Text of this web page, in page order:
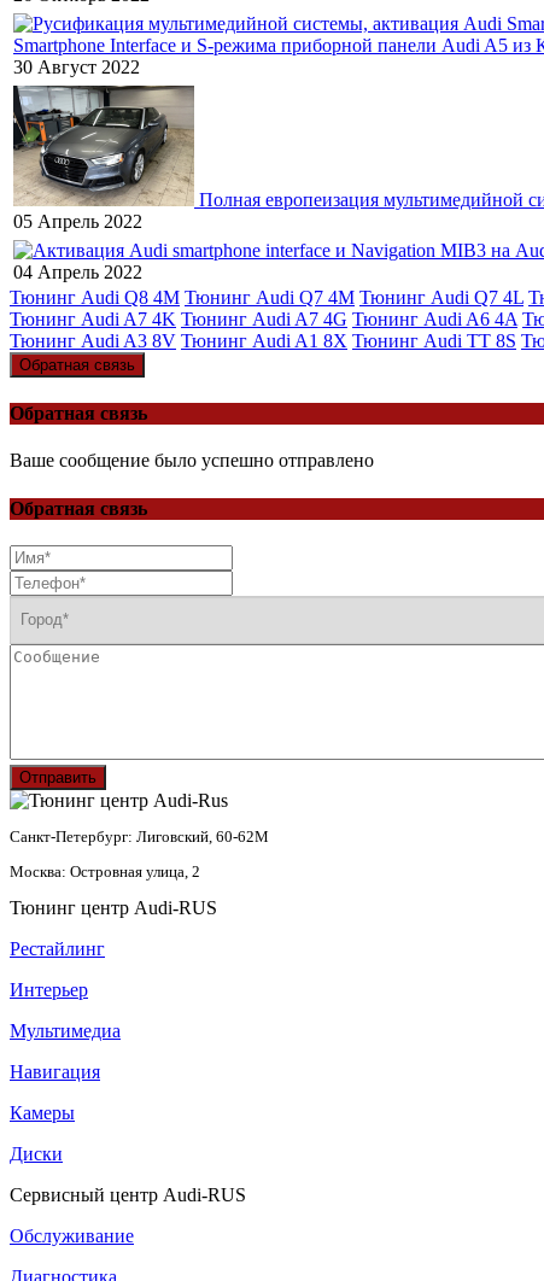
Smartphone Interface и S-режима приборной панели Audi A5 из
30 Август 2022
Полная европеизация мультимедийной
05 Апрель 2022
04 Апрель 2022
Тюнинг Audi Q8 4M Тюнинг Audi Q7 4M Тюнинг Audi Q7 4L
Тюнинг Audi A7 4K Тюнинг Audi A7 4G Тюнинг Audi A6 4A
Тюнинг Audi A3 8V Тюнинг Audi A1 8X Тюнинг Audi TT 8S
Обратная связь
Обратная связь
Ваше сообщение было успешно отправлено
Обратная связь
Отправить
Санкт-Петербург: Лиговский, 60-62М
Москва: Островная улица, 2
Тюнинг центр Audi-RUS
Рестайлинг
Интерьер
Мультимедиа
Навигация
Камеры
Диски
Сервисный центр Audi-RUS
Обслуживание
Диагностика